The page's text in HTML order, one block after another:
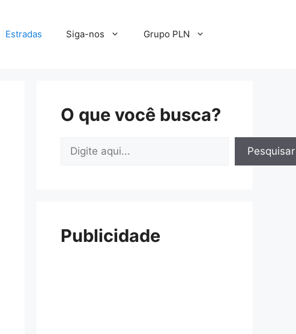
Estradas Siga-nos Grupo PLN
O que você busca?
Pesquisar
Pesquisar
Publicidade